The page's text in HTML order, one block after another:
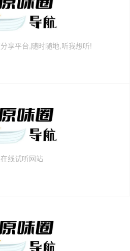
享平台,随时随地,听我想听!
线试听网站